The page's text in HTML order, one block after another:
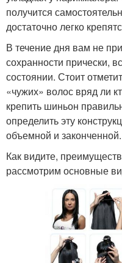
получится
достаточно легко
В течение дня вам не
сохранности прически,
состоянии. Стоит
«чужих» волос вряд ли
крепить шиньон
определить эту
объемной и законченной.
Как видите,
рассмотрим основные